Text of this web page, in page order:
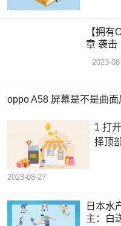
【拥
章 袭击
2023-
oppo A58 屏幕是不是曲面
1 打
择顶
2023-08-27
日本水
主：白